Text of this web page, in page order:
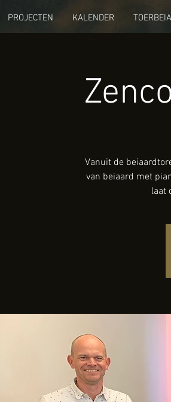
PROJECTEN KALENDER
Vanuit de
van beiaard met
laat